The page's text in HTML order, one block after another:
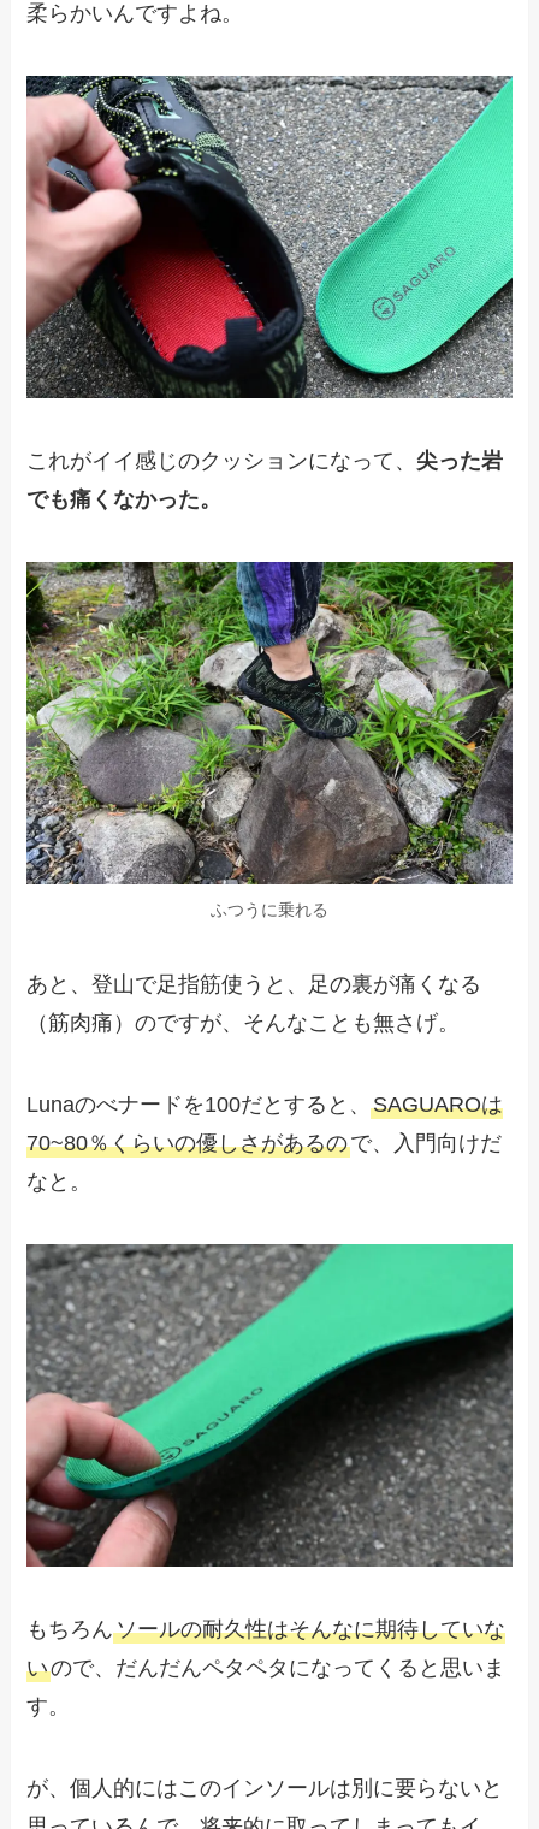
柔らかいんですよね。
これがイイ感じのクッションになって、尖った岩
でも痛くなかった。
ふつうに乗れる
あと、登山で足指筋使うと、足の裏が痛くなる
（筋肉痛）のですが、そんなことも無さげ。
Lunaのべナードを100だとすると、SAGUAROは
70~80％くらいの優しさがあるので、入門向けだ
なと。
もちろんソールの耐久性はそんなに期待していな
いので、だんだんペタペタになってくると思いま
す。
が、個人的にはこのインソールは別に要らないと